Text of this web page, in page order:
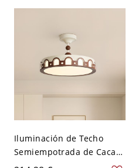
Estilo Simple para Uso
con Pantalla de Plexiglás,
110V-120V, 43.5"
Iluminación de Techo
Semiempotrada de Cacao,
Material de Hierro